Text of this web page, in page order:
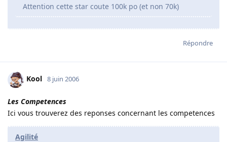
Attention cette star coute 100k po (et non 70k)
Répondre
Kool 8 juin 2006
Les Competences
Ici vous trouverez des reponses concernant les competences
Agilité